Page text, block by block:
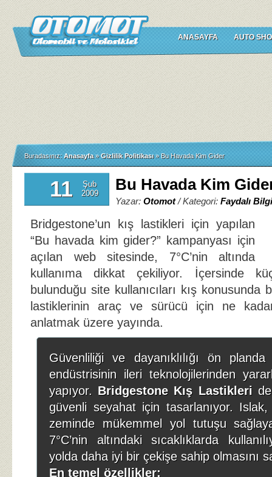
ANASAYFA AUTO
Buradasınız: Anasayfa » Gizlilik Politikası » Bu Havada Kim Gider
11
Şub
2009
Bu Havada Kim
Yazar: Otomot/ Kategori: Faydalı
Bridgestone’un kış lastikleri için yapılan
“Bu havada kim gider?” kampanyası için
açılan web sitesinde, 7°C’nin altında
kullanıma dikkat çekiliyor. İçersinde
bulunduğu site kullanıcıları kış konusunda
lastiklerinin araç ve sürücü için ne
anlatmak üzere yayında.
Güvenliliği ve dayanıklılığı ön
endüstrisinin ileri teknolojilerinden
yapıyor. Bridgestone Kış Lastikleri
güvenli seyahat için tasarlanıyor.
zeminde mükemmel yol tutuşu
7°C’nin altındaki sıcaklıklarda
yolda daha iyi bir çekişe sahip olmasını
En temel özellikler: